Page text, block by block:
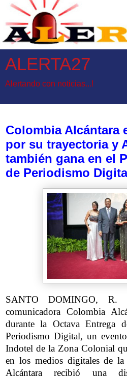
ALERTA27
Alertando con noticias...!
Colombia Alcántara
por su trayectoria y
también gana en el
de Periodismo
SANTO DOMINGO,
comunicadora Colombia
durante la Octava Entrega
Periodismo Digital, un
Indotel de la Zona Colonial
en los medios digitales de la
Alcántara recibió una